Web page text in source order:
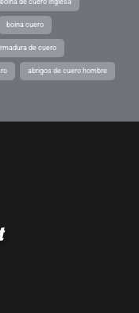
boina de cuero inglesa
boina cuero
de cuero
abrigos de cuero hombre